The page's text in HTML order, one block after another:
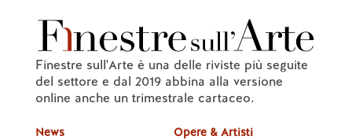
Finestre sull'Arte è una delle riviste più seguite
del settore e dal 2019 abbina alla versione
online anche un trimestrale cartaceo.
News
Opere & Artisti